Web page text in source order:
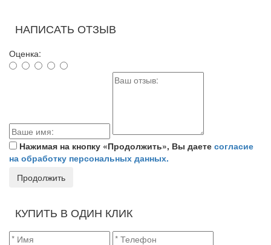
НАПИСАТЬ ОТЗЫВ
Оценка:
Нажимая на кнопку «Продолжить», Вы даете согласие
на обработку персональных данных.
Продолжить
КУПИТЬ В ОДИН КЛИК